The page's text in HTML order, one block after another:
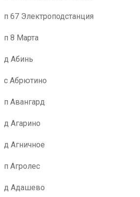
п 67 Электроподстанция
п 8 Марта
д Абинь
с Абрютино
п Авангард
д Агарино
д Агничное
п Агролес
д Адашево